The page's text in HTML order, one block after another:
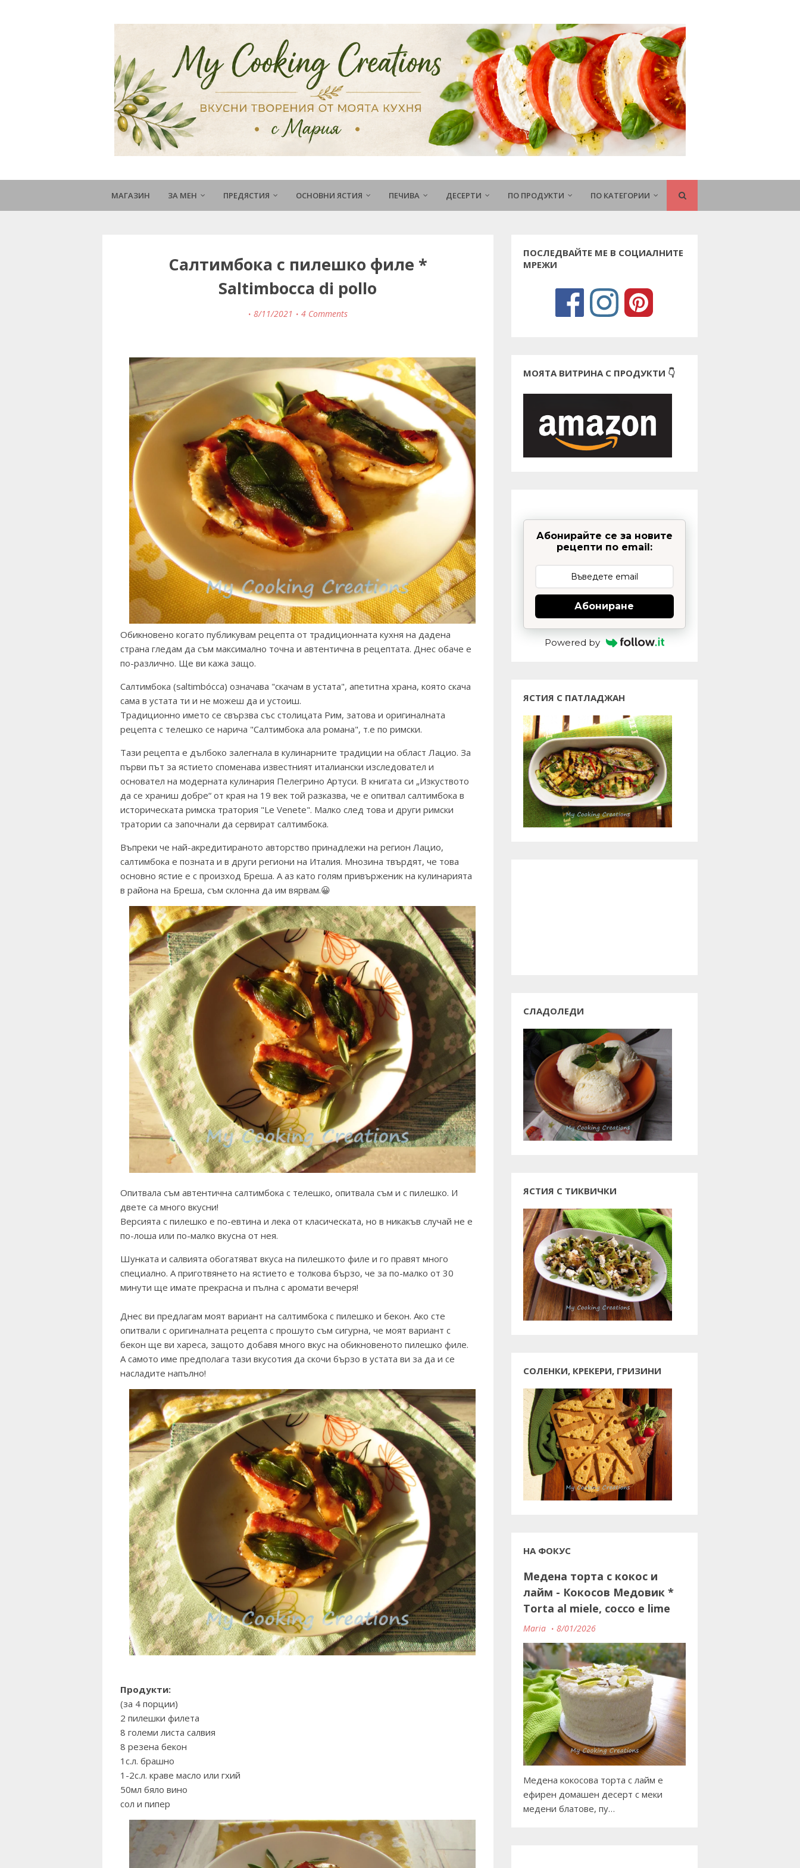
МАГАЗИН ЗА МЕН ПРЕДЯСТИЯ ОСНОВНИ ЯСТИЯ ПЕЧИВА ДЕСЕРТИ ПО ПРОДУКТИ ПО КАТЕГОРИИ
Салтимбока с пилешко филе *
Saltimbocca di pollo
8/11/2021 4 Comments
Обикновено когато публикувам рецепта от традиционната кухня на дадена
страна гледам да съм максимално точна и автентична в рецептата. Днес обаче е
по-различно. Ще ви кажа защо.
Салтимбока (saltimbócca) означава "скачам в устата", апетитна храна, която скача
сама в устата ти и не можеш да и устоиш.
Традиционно името се свързва със столицата Рим, затова и оригиналната
рецепта с телешко се нарича "Салтимбока ала романа", т.е по римски.
Тази рецепта е дълбоко залегнала в кулинарните традиции на област Лацио. За
първи път за ястието споменава известният италиански изследовател и
основател на модерната кулинария Пелегрино Артуси. В книгата си „Изкуството
да се храниш добре“ от края на 19 век той разказва, че е опитвал салтимбока в
историческата римска тратория "Le Venete". Малко след това и други римски
тратории са започнали да сервират салтимбока.
Въпреки че най-акредитираното авторство принадлежи на регион Лацио,
салтимбока е позната и в други региони на Италия. Мнозина твърдят, че това
основно ястие е с произход Бреша. А аз като голям привърженик на кулинарията
в района на Бреша, съм склонна да им вярвам.😀
Опитвала съм автентична салтимбока с телешко, опитвала съм и с пилешко. И
двете са много вкусни!
Версията с пилешко е по-евтина и лека от класическата, но в никакъв случай не е
по-лоша или по-малко вкусна от нея.
Шунката и салвията обогатяват вкуса на пилешкото филе и го правят много
специално. А приготвянето на ястието е толкова бързо, че за по-малко от 30
минути ще имате прекрасна и пълна с аромати вечеря!
Днес ви предлагам моят вариант на салтимбока с пилешко и бекон. Ако сте
опитвали с оригиналната рецепта с прошуто съм сигурна, че моят вариант с
бекон ще ви хареса, защото добавя много вкус на обикновеното пилешко филе.
А самото име предполага тази вкусотия да скочи бързо в устата ви за да и се
насладите напълно!
Продукти:
(за 4 порции)
2 пилешки филета
8 големи листа салвия
8 резена бекон
1с.л. брашно
1-2с.л. краве масло или гхий
50мл бяло вино
сол и пипер
ПОСЛЕДВАЙТЕ МЕ В СОЦИАЛНИТЕ
МРЕЖИ
МОЯТА ВИТРИНА С ПРОДУКТИ 👇
Абонирайте се за новите
рецепти по email:
Абониране
Powered by
ЯСТИЯ С ПАТЛАДЖАН
СЛАДОЛЕДИ
ЯСТИЯ С ТИКВИЧКИ
СОЛЕНКИ, КРЕКЕРИ, ГРИЗИНИ
НА ФОКУС
Медена торта с кокос и
лайм - Кокосов Медовик *
Torta al miele, cocco e lime
Maria 8/01/2026
Медена кокосова торта с лайм е
ефирен домашен десерт с меки
медени блатове, пу…